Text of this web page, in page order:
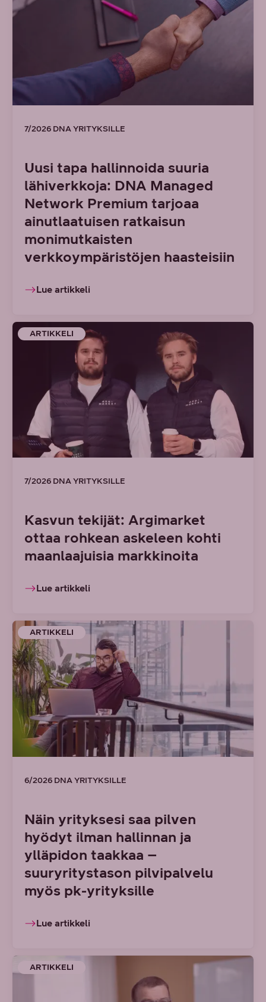
7/2026 DNA YRITYKSILLE
Uusi tapa hallinnoida suuria
lähiverkkoja: DNA Managed
Network Premium tarjoaa
ainutlaatuisen ratkaisun
monimutkaisten
verkkoympäristöjen haasteisiin
Lue artikkeli
ARTIKKELI
7/2026 DNA YRITYKSILLE
Kasvun tekijät: Argimarket
ottaa rohkean askeleen kohti
maanlaajuisia markkinoita
Lue artikkeli
ARTIKKELI
6/2026 DNA YRITYKSILLE
Näin yrityksesi saa pilven
hyödyt ilman hallinnan ja
ylläpidon taakkaa –
suuryritystason pilvipalvelu
myös pk-yrityksille
Lue artikkeli
ARTIKKELI